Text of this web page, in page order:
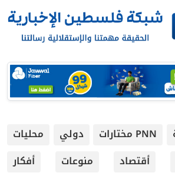
PNN مختارات دولي
محليات
أقتصاد منوعات
أفكار